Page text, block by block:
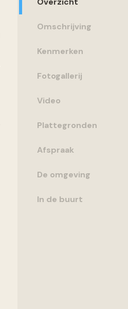
Omschrijving
Kenmerken
Fotogallerij
Video
Plattegronden
Afspraak
De omgeving
In de buurt